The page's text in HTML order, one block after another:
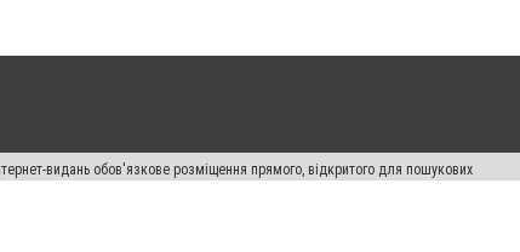
видань обов'язкове розміщення прямого, відкритого для пошукових